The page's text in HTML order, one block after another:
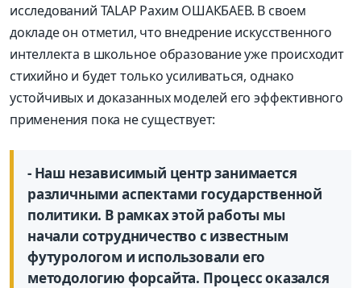
исследований TALAP Рахим ОШАКБАЕВ. В своем
докладе он отметил, что внедрение искусственного
интеллекта в школьное образование уже происходит
стихийно и будет только усиливаться, однако
устойчивых и доказанных моделей его эффективного
применения пока не существует:
- Наш независимый центр занимается
различными аспектами государственной
политики. В рамках этой работы мы
начали сотрудничество с известным
футурологом и использовали его
методологию форсайта. Процесс оказался